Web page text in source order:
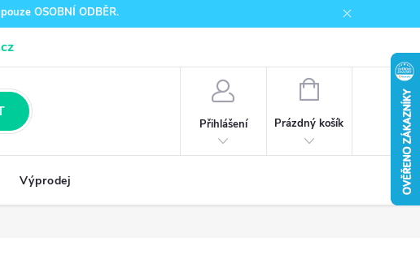
OSOBNÍ ODBĚR.
Přihlášení
NÁKUPNÍ
Prázdný košík
Výprodej